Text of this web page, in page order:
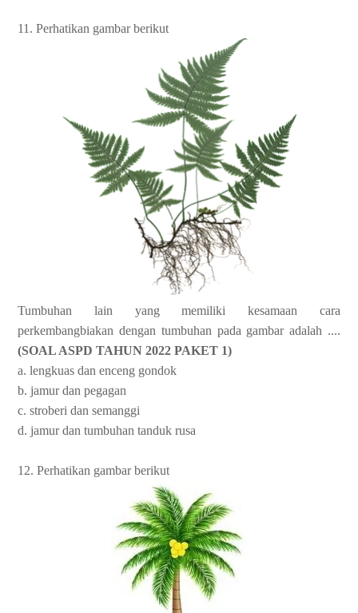
11. Perhatikan gambar berikut
Tumbuhan lain yang memiliki kesamaan cara
perkembangbiakan dengan tumbuhan pada gambar adalah ....
(SOAL ASPD TAHUN 2022 PAKET 1)
a. lengkuas dan enceng gondok
b. jamur dan pegagan
c. stroberi dan semanggi
d. jamur dan tumbuhan tanduk rusa
12. Perhatikan gambar berikut